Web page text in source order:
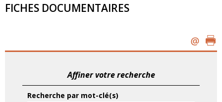
FICHES DOCUMENTAIRES
Affiner votre recherche
Recherche par mot-clé(s)